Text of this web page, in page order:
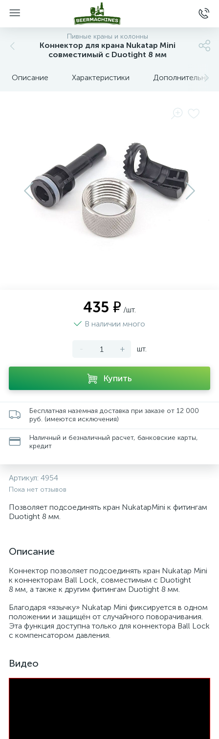
Пивные краны и колонны
Коннектор для крана Nukatap Mini
совместимый с Duotight 8 мм
Описание Характеристики Дополнительные
435 ₽ /шт.
В наличии много
- + шт.
Купить
Бесплатная наземная доставка при заказе от 12 000
руб. (имеются исключения)
Наличный и безналичный расчет, банковские карты,
кредит
Артикул: 4954
Пока нет отзывов
Позволяет подсоединять кран NukatapMini к фитингам
Duotight 8 мм.
Описание
Коннектор позволяет подсоединять кран Nukatap Mini
к коннекторам Ball Lock, совместимым с Duotight
8 мм, а также к другим фитингам Duotight 8 мм.
Благодаря «язычку» Nukatap Mini фиксируется в одном
положении и защищён от случайного поворачивания.
Эта функция доступна только для коннектора Ball Lock
с компенсатором давления.
Видео